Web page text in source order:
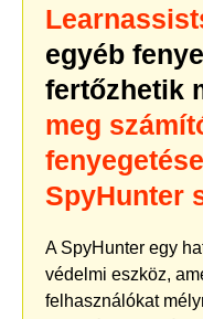
egyéb
fertőzhetik
meg
SpyHunter
A SpyHunter egy
védelmi eszköz,
felhasználókat